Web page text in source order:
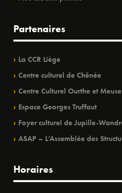
Partenaires
La CCR Liège
Centre culturel de Chênée
Centre Culturel Ourthe et Meuse
Espace Georges Truffaut
Foyer culturel de Jupille-
ASAP – L’Assemblée des
Horaires